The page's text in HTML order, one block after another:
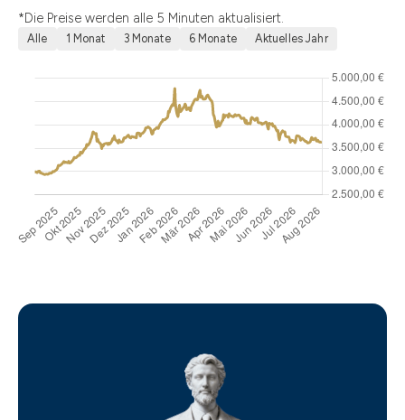
*Die Preise werden alle 5 Minuten aktualisiert.
Alle 1 Monat 3 Monate 6 Monate Aktuelles Jahr